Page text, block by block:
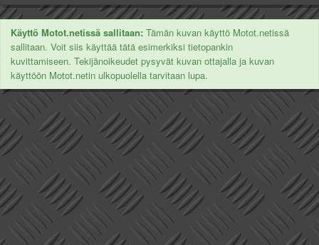
Käyttö Motot.netissä sallitaan: Tämän kuvan käyttö Motot.netissä
sallitaan. Voit siis käyttää tätä esimerkiksi tietopankin
kuvittamiseen. Tekijänoikeudet pysyvät kuvan ottajalla ja kuvan
käyttöön Motot.netin ulkopuolella tarvitaan lupa.